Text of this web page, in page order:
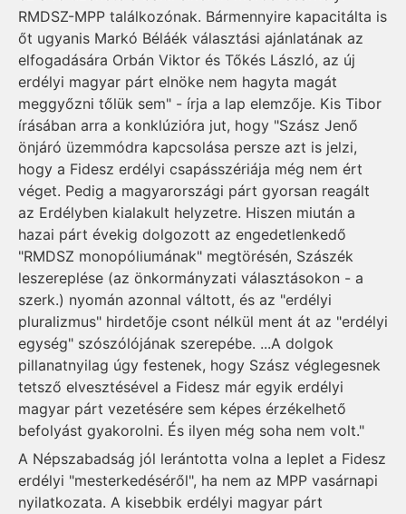
RMDSZ-MPP találkozónak. Bármennyire kapacitálta is
őt ugyanis Markó Béláék választási ajánlatának az
elfogadására Orbán Viktor és Tőkés László, az új
erdélyi magyar párt elnöke nem hagyta magát
meggyőzni tőlük sem" - írja a lap elemzője. Kis Tibor
írásában arra a konklúzióra jut, hogy "Szász Jenő
önjáró üzemmódra kapcsolása persze azt is jelzi,
hogy a Fidesz erdélyi csapásszériája még nem ért
véget. Pedig a magyarországi párt gyorsan reagált
az Erdélyben kialakult helyzetre. Hiszen miután a
hazai párt évekig dolgozott az engedetlenkedő
"RMDSZ monopóliumának" megtörésén, Szászék
leszereplése (az önkormányzati választásokon - a
szerk.) nyomán azonnal váltott, és az "erdélyi
pluralizmus" hirdetője csont nélkül ment át az "erdélyi
egység" szószólójának szerepébe. ...A dolgok
pillanatnyilag úgy festenek, hogy Szász véglegesnek
tetsző elvesztésével a Fidesz már egyik erdélyi
magyar párt vezetésére sem képes érzékelhető
befolyást gyakorolni. És ilyen még soha nem volt."
A Népszabadság jól lerántotta volna a leplet a Fidesz
erdélyi "mesterkedéséről", ha nem az MPP vasárnapi
nyilatkozata. A kisebbik erdélyi magyar párt